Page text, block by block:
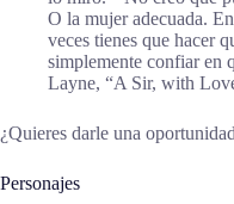
O la mujer adecuada.
veces tienes que hacer
simplemente confiar en
Layne, “A Sir, with
¿Quieres darle una
Personajes